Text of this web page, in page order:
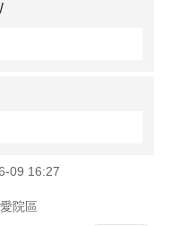
09 16:27
院區